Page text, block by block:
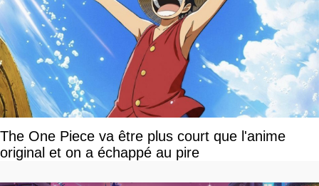
The One Piece va être plus court que l'anime
original et on a échappé au pire